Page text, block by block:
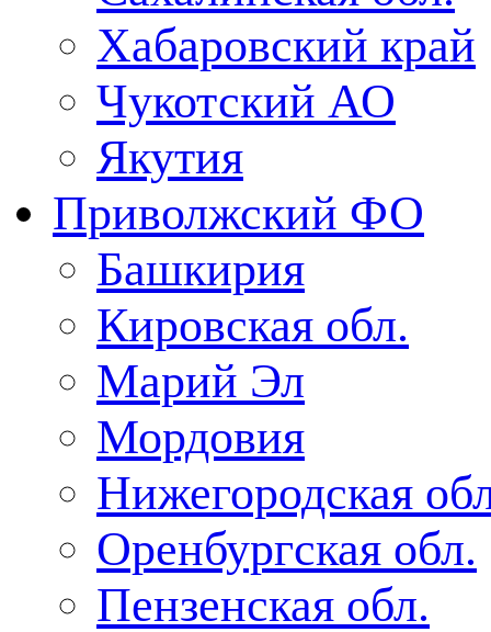
Хабаровский край
Чукотский АО
Якутия
Приволжский ФО
Башкирия
Кировская обл.
Марий Эл
Мордовия
Нижегородская
Оренбургская обл.
Пензенская обл.